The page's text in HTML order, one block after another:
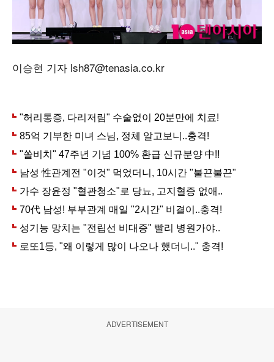
이승현 기자 lsh87@tenasia.co.kr
ADVERTISEMENT